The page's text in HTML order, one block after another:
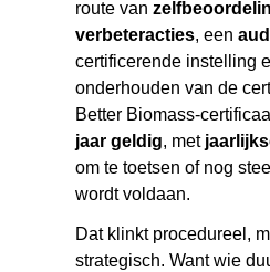
route van
verbeteracties, een
certificerende instelling
onderhouden van de
Better Biomass-
jaar geldig, met
om te toetsen of nog
wordt voldaan.
Dat klinkt procedureel,
strategisch. Want wie